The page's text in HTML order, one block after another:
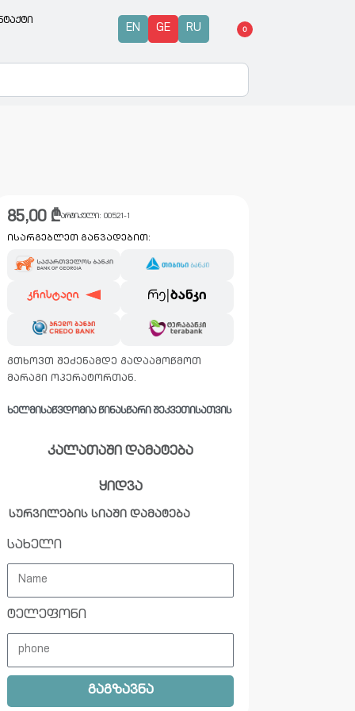
EN GE RU 0
85,00 ₾არტიკული: 00521-1
ისარგებლეთ განვადებით:
გთხოვთ შეძენამდე გადაამოწმოთ
მარაგი ოპერატორთან.
ᲮᲔᲚᲛᲘᲡᲐᲬᲕᲓᲝᲛᲘᲐ ᲬᲘᲜᲐᲡᲬᲐᲠᲘ ᲨᲔᲙᲕᲔᲗᲘᲡᲐᲗᲕᲘᲡ
კალათაში დამატება
ყიდვა
სურვილების სიაში დამატება
სახელი
ტელეფონი
გაგზავნა